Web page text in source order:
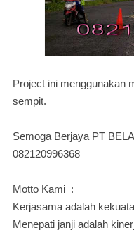
Project ini menggunakan
sempit.
Semoga Berjaya PT
082120996368
Motto Kami :
Kerjasama adalah
Menepati janji adalah